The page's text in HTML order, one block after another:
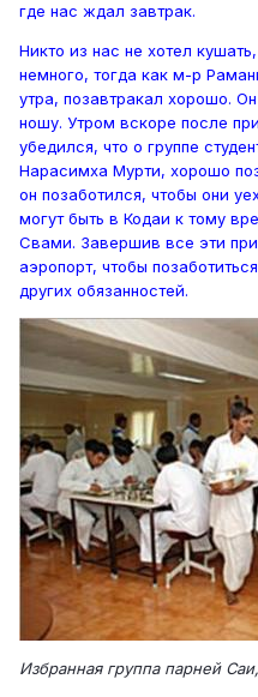
где нас ждал завтрак.
Никто из нас не хотел
немного, тогда как м-р
утра, позавтракал хорошо.
ношу. Утром вскоре после
убедился, что о группе
Нарасимха Мурти, хорошо
он позаботился, чтобы они
могут быть в Кодаи к тому
Свами. Завершив все эти
аэропорт, чтобы
других обязанностей.
Избранная группа парней Саи,